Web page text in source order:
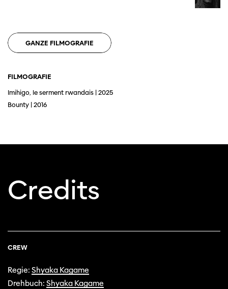
Diese Seite wird mit Internet Explorer
GANZE FILMOGRAFIE
FILMOGRAFIE
Imihigo, le serment rwandais | 2025
Bounty | 2016
Credits
CREW
Regie: Shyaka Kagame
Drehbuch: Shyaka Kagame